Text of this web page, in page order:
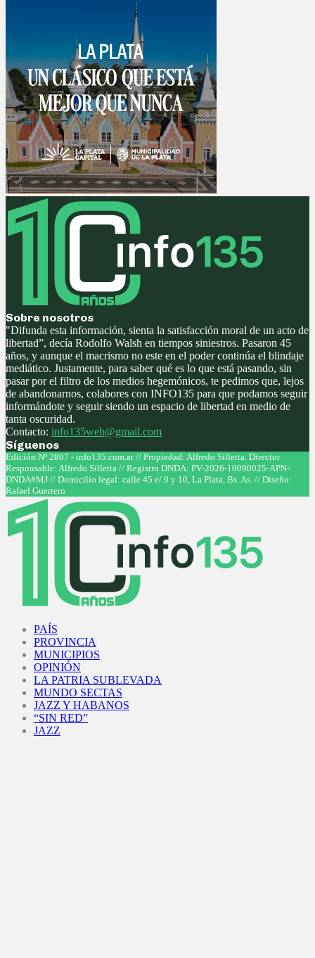
Sobre nosotros
"Difunda esta información, sienta la satisfacción moral de un acto de
libertad”, decía Rodolfo Walsh en tiempos siniestros. Pasaron 45
años, y aunque el macrismo no este en el poder continúa el blindaje
mediático. Justamente, para saber qué es lo que está pasando, sin
pasar por el filtro de los medios hegemónicos, te pedimos que, lejos
de abandonarnos, colabores con INFO135 para que podamos seguir
informándote y seguir siendo un espacio de libertad en medio de
tanta oscuridad.
Contacto: info135web@gmail.com
Síguenos
Facebook
Twitter
Instagram
Youtube
Edición Nº 2807 - info135.com.ar // Propiedad: Alfredo Silletta. Director
Responsable: Alfredo Silletta // Registro DNDA: PV-2026-10090025-APN-
DNDA#MJ // Domicilio legal: calle 45 e/ 9 y 10, La Plata, Bs. As. // Diseño:
Rafael Guerrero
PAÍS
PROVINCIA
MUNICIPIOS
OPINIÓN
LA PATRIA SUBLEVADA
MUNDO SECTAS
JAZZ Y HABANOS
“SIN RED”
JAZZ